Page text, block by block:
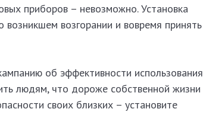
приборов – невозможно. Установка
возгорании и вовремя принять
об эффективности использования
людям, что дороже собственной жизни
своих близких – установите